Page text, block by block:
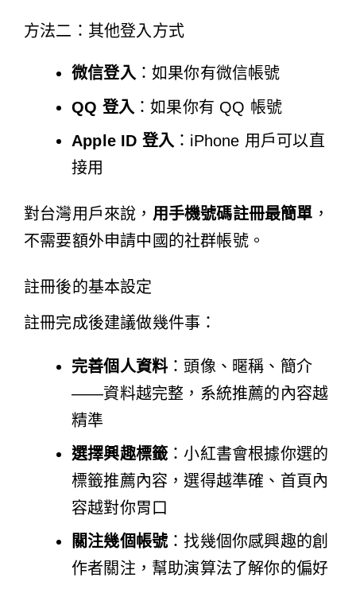
方法二：其他登入方式
微信登入 ：如果你有微信帳號
QQ 登入 ：如果你有 QQ 帳號
Apple ID 登入 ：iPhone 用戶可以直
接用
對台灣用戶來說， 用手機號碼註冊最簡單 ，
不需要額外申請中國的社群帳號。
註冊後的基本設定
註冊完成後建議做幾件事：
完善個人資料 ：頭像、暱稱、簡介
——資料越完整，系統推薦的內容越
精準
選擇興趣標籤 ：小紅書會根據你選的
標籤推薦內容，選得越準確、首頁內
容越對你胃口
關注幾個帳號：找幾個你感興趣的創
作者關注，幫助演算法了解你的偏好